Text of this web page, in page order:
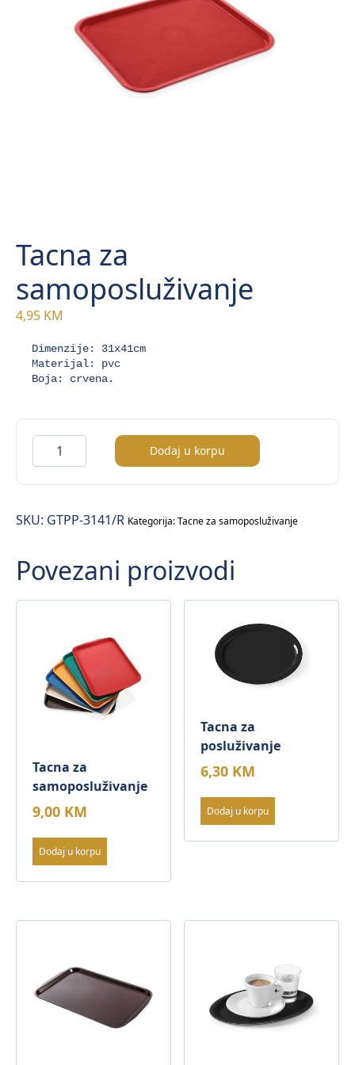
Tacna za
samoposluživanje
4,95 KM
Dimenzije: 31x41cm
Materijal: pvc
Boja: crvena.
Tacna
za
samoposluživanje
Dodaj u korpu
SKU: GTPP-3141/R Kategorija:Tacne za samoposluživanje
Povezani proizvodi
Tacna za
samoposluživanje
9,00 KM
Dodaj u korpu
Tacna za
posluživanje
6,30 KM
Dodaj u korpu